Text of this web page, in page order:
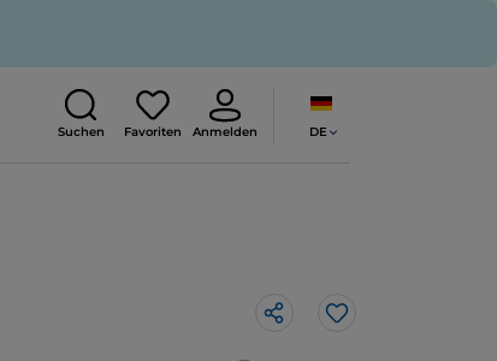
Suchen Favoriten Anmelden DE
Like